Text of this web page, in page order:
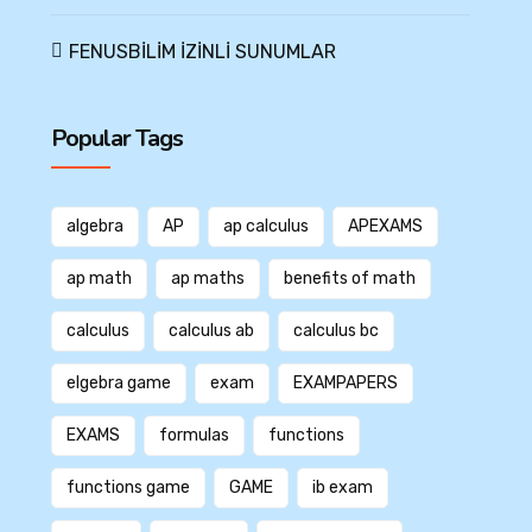
FENUSBİLİM İZİNLİ SUNUMLAR
Popular Tags
algebra AP ap calculus APEXAMS
ap math ap maths benefits of math
calculus calculus ab calculus bc
elgebra game exam EXAMPAPERS
EXAMS formulas functions
functions game GAME ib exam